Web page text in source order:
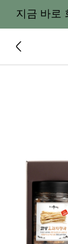
지금 바로